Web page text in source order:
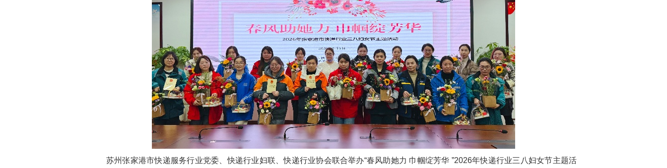
苏州张家港市快递服务行业党委、快递行业妇联、快递行业协会联合举办“春风助她力 巾帼绽芳华 ”2026年快递行业三八妇女节主题活